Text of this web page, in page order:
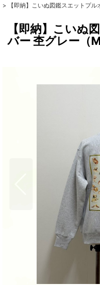
>
【即納】こいぬ図鑑スエットプ
【即納】こいぬ
バー 杢グレー（